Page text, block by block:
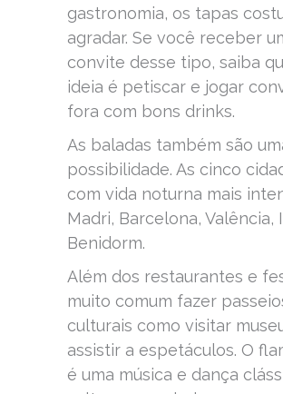
gastronomia, os tapas
agradar. Se você receber
convite desse tipo, saiba
ideia é petiscar e jogar
fora com bons drinks.
As baladas também são
possibilidade. As cinco
com vida noturna mais
Madri, Barcelona, Valência,
Benidorm.
Além dos restaurantes e
muito comum fazer
culturais como visitar
assistir a espetáculos. O
é uma música e dança